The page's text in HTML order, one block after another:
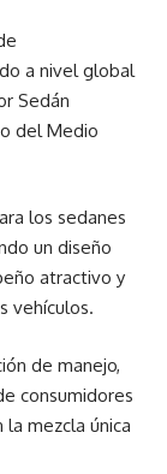
a nivel global
Sedán
del Medio
los sedanes
un diseño
atractivo y
vehículos.
de manejo,
consumidores
mezcla única